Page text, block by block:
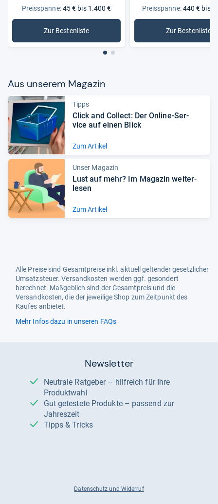
Preisspanne:45 € bis 1.400 €
Zur Bestenliste
: Betten
Preisspanne:440 € bis
Zur Bestenliste
:
Aus unse­rem Maga­zin
Tipps
Click and Col­lect: Der Online-​Ser­
vice auf einen Blick
Zum Artikel
Unser Magazin
Lust auf mehr? Im Maga­zin wei­ter­
le­sen
Zum Artikel
Alle Preise sind Gesamtpreise inkl. aktuell geltender gesetzlicher
Umsatzsteuer. Versandkosten werden ggf. gesondert
berechnet. Maßgeblich sind der Gesamtpreis und die
Versandkosten, die der jeweilige Shop zum Zeitpunkt des
Kaufes anbietet.
Mehr Infos dazu in unseren FAQs
Newsletter
Neutrale Ratgeber – hilfreich für Ihre
Produktwahl
Gut getestete Produkte – passend zur
Jahreszeit
Tipps & Tricks
Datenschutz und Widerruf